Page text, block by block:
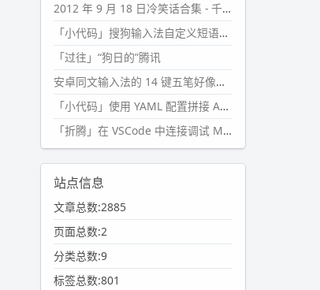
2012 年 9 月 18 日冷笑话合集 - 千万别惹女人
「小代码」搜狗输入法自定义短语分片管理「Python」
「过往」“狗日的”腾讯
安卓同文输入法的 14 键五笔好像终于能用了?
「小代码」使用 YAML 配置拼接 AI 提示词，随机及条件语句
「折腾」在 VSCode 中连接调试 Microsoft Edge
站点信息
文章总数:2885
页面总数:2
分类总数:9
标签总数:801